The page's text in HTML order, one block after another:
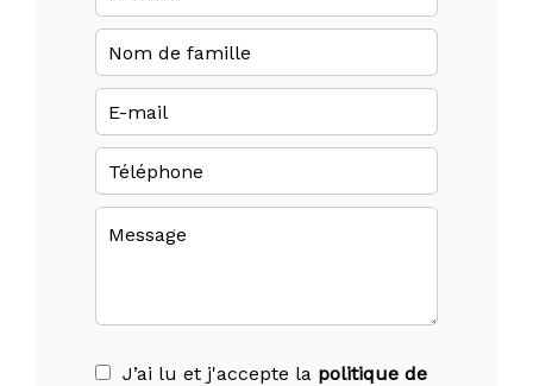
J’ai lu et j'accepte la politique de